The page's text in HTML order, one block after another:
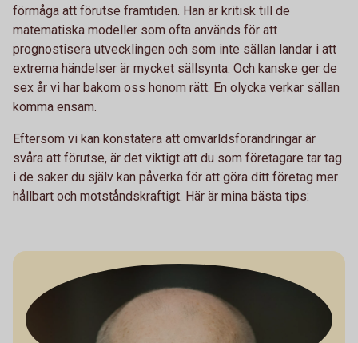
förmåga att förutse framtiden. Han är kritisk till de
matematiska modeller som ofta används för att
prognostisera utvecklingen och som inte sällan landar i att
extrema händelser är mycket sällsynta. Och kanske ger de
sex år vi har bakom oss honom rätt. En olycka verkar sällan
komma ensam.
Eftersom vi kan konstatera att omvärldsförändringar är
svåra att förutse, är det viktigt att du som företagare tar tag
i de saker du själv kan påverka för att göra ditt företag mer
hållbart och motståndskraftigt. Här är mina bästa tips: